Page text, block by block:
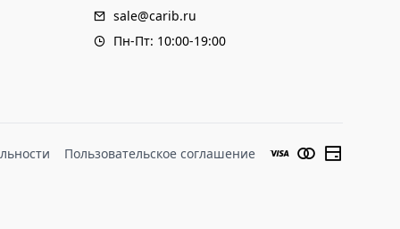
sale@carib.ru
Пн-Пт: 10:00-19:00
Пользовательское соглашение